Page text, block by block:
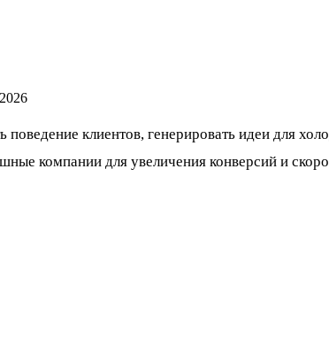
клиентов, генерировать идеи для
компании для увеличения конверсий и